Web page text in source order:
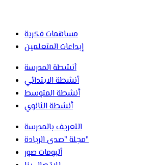
مساهمات فكرية
إبداعات المتعلمين
أنشطة المدرسة
أنشطة الابتدائي
أنشطة المتوسط
أنشطة الثانوي
التعريف بالمدرسة
مجلة "صدى الريادة"
ألبومات صور